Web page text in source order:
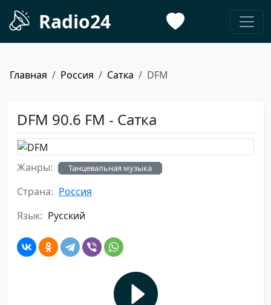
Radio24
Главная Россия Сатка DFM
DFM 90.6 FM - Сатка
Жанры: Танцевальная музыка
Страна: Россия
Язык: Русский